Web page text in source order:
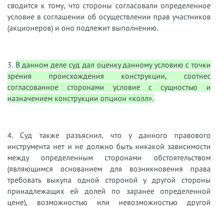
сводится к тому, что стороны согласовали определенное
условие в соглашении об осуществлении прав участников
(акционеров) и оно подлежит выполнению.
3. В данном деле суд дал оценку данному условию с точки
зрения происхождения конструкции, соотнес
согласованное сторонами условие с сущностью и
назначением конструкции опцион «колл».
4. Суд также разъяснил, что у данного правового
инструмента нет и не должно быть никакой зависимости
между определенным сторонами обстоятельством
(являющимся основанием для возникновения права
требовать выкупа одной стороной у другой стороны
принадлежащих ей долей по заранее определенной
цене), возможностью или невозможностью другой